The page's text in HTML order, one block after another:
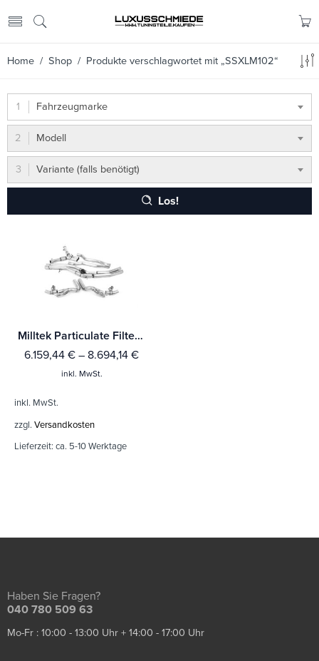
Home / Shop / Produkte verschlagwortet mit „SSXLM102“
Fahrzeugmarke
Modell
Variante (falls benötigt)
Los!
Milltek Particulate Filter-back Lamborghini Urus 4.0 Twin Turbo V8 650PS
6.159,44 € – 8.694,14 €
inkl. MwSt.
inkl. MwSt.
zzgl. Versandkosten
Lieferzeit: ca. 5-10 Werktage
Haben Sie Fragen?
040 780 509 63
Mo-Fr : 10:00 - 13:00 Uhr + 14:00 - 17:00 Uhr